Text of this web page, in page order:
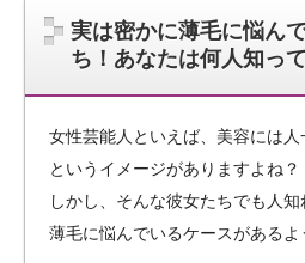
実は密かに薄毛に悩ん
ち！あなたは何人知っ
女性芸能人といえば、美容には人
というイメージがありますよね？
しかし、そんな彼女たちでも人知
薄毛に悩んでいるケースがあるよ